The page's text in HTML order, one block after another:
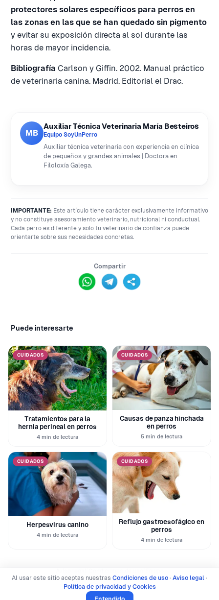
protectores solares específicos para perros en
las zonas en las que se han quedado sin pigmento
y evitar su exposición directa al sol durante las
horas de mayor incidencia.
Bibliografía Carlson y Giffin. 2002. Manual práctico
de veterinaria canina. Madrid. Editorial el Drac.
MB
Auxiliar Técnica Veterinaria María Besteiros
Equipo SoyUnPerro
Auxiliar técnica veterinaria con experiencia en clínica
de pequeños y grandes animales | Doctora en
Filoloxía Galega.
IMPORTANTE: Este artículo tiene carácter exclusivamente informativo
y no constituye asesoramiento veterinario, nutricional ni conductual.
Cada perro es diferente y solo tu veterinario de confianza puede
orientarte sobre sus necesidades concretas.
Compartir
Puede interesarte
CUIDADOS
Tratamientos para la
hernia perineal en perros
4 min de lectura
CUIDADOS
Causas de panza hinchada
en perros
5 min de lectura
CUIDADOS
Herpesvirus canino
4 min de lectura
CUIDADOS
Reflujo gastroesofágico en
perros
4 min de lectura
| |
Política de privacidad y Cookies
© 2026 SoyUnPerro · Todos los derechos reservados
Al usar este sitio aceptas nuestras Condiciones de uso · Aviso legal ·
Política de privacidad y Cookies